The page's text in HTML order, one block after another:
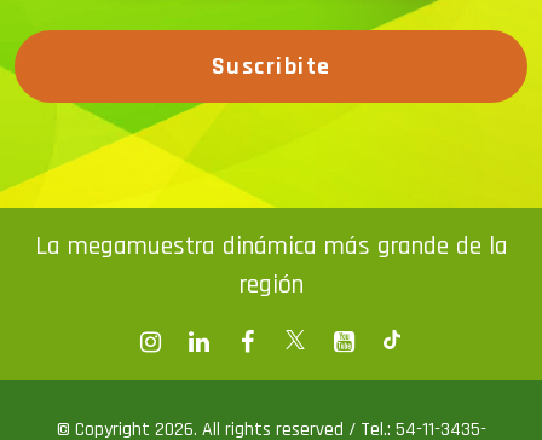
Suscribite
La megamuestra dinámica más grande de la
región
© Copyright 2026. All rights reserved / Tel.: 54-11-3435-